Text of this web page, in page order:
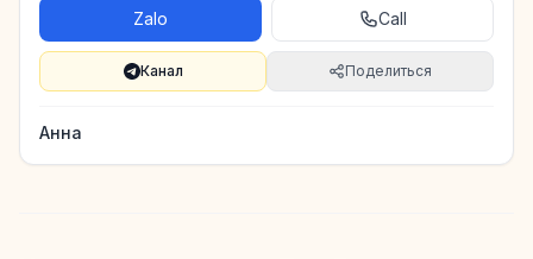
Zalo Call
Канал Поделиться
Анна